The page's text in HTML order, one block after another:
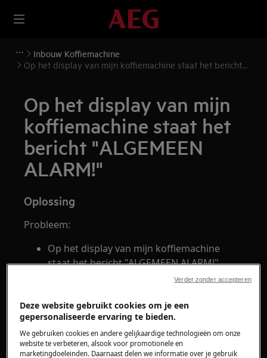
Inbouw Koffiemachine
Op het display van mijn koffiemachine staat het bericht
Op het display van mijn
koffiemachine staat het
bericht "ALGEMEEN
ALARM!"
Oplossing
Probleem:
Op het display van mijn koffiemachine
staat het bericht "ALGEMEEN ALARM!"
Inbouw koffiemachine
Oplossing:
1. Het is mogelijk dat de binnenkant van het
Deze website gebruikt cookies om je een
gepersonaliseerde ervaring te bieden.
We gebruiken cookies en andere gelijkaardige technologieën om onze
website te verbeteren, alsook voor promotionele en
marketingdoeleinden. Daarnaast delen we informatie over je gebruik
Verder zonder accepteren